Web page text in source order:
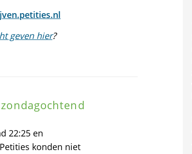
geven hier?
22:25 en
konden niet